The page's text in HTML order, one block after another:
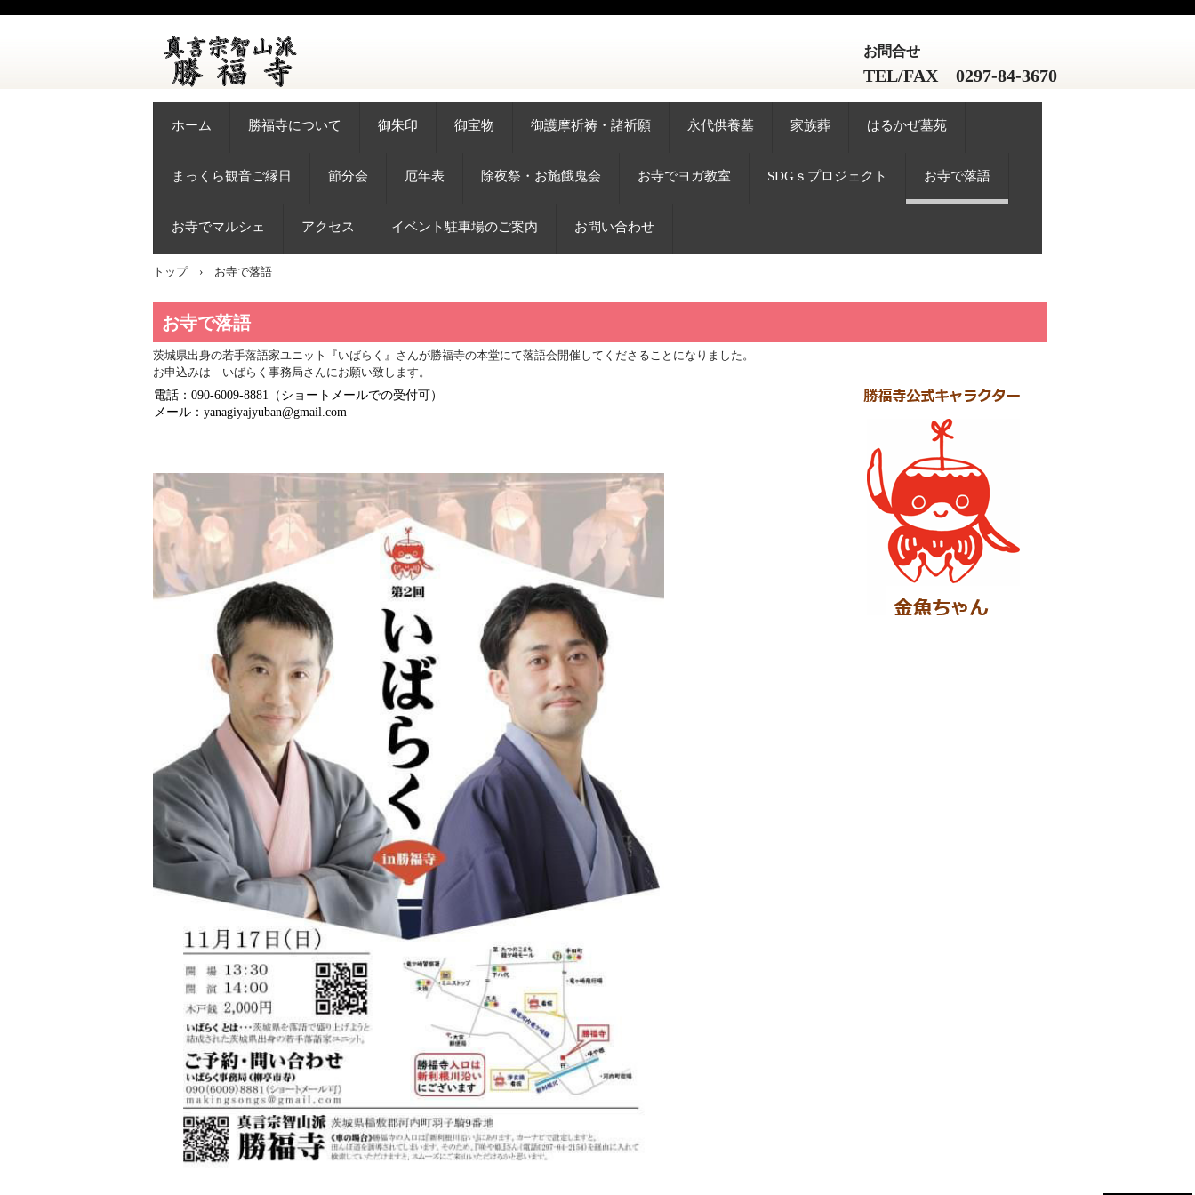
お問合せ
TEL/FAX 0297-84-3670
ホーム 勝福寺について 御朱印 御宝物 御護摩祈祷・諸祈願 永代供養墓 家族葬 はるかぜ墓苑
まっくら観音ご縁日 節分会 厄年表 除夜祭・お施餓鬼会 お寺でヨガ教室 SDGｓプロジェクト お寺で落語
お寺でマルシェ アクセス イベント駐車場のご案内 お問い合わせ
トップ › お寺で落語
お寺で落語
茨城県出身の若手落語家ユニット『いばらく』さんが勝福寺の本堂にて落語会開催してくださることになりました。
お申込みは いばらく事務局さんにお願い致します。
電話：090-6009-8881（ショートメールでの受付可）
メール：yanagiyajyuban@gmail.com